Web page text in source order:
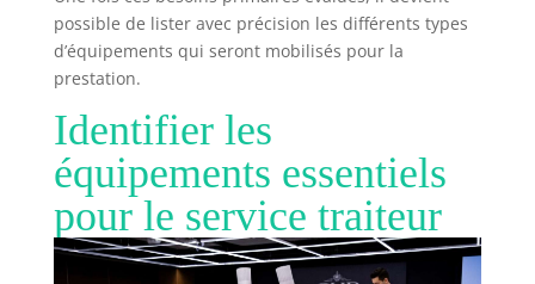
possible de lister avec précision les différents types
d’équipements qui seront mobilisés pour la
prestation.
Identifier les
équipements essentiels
pour le service traiteur